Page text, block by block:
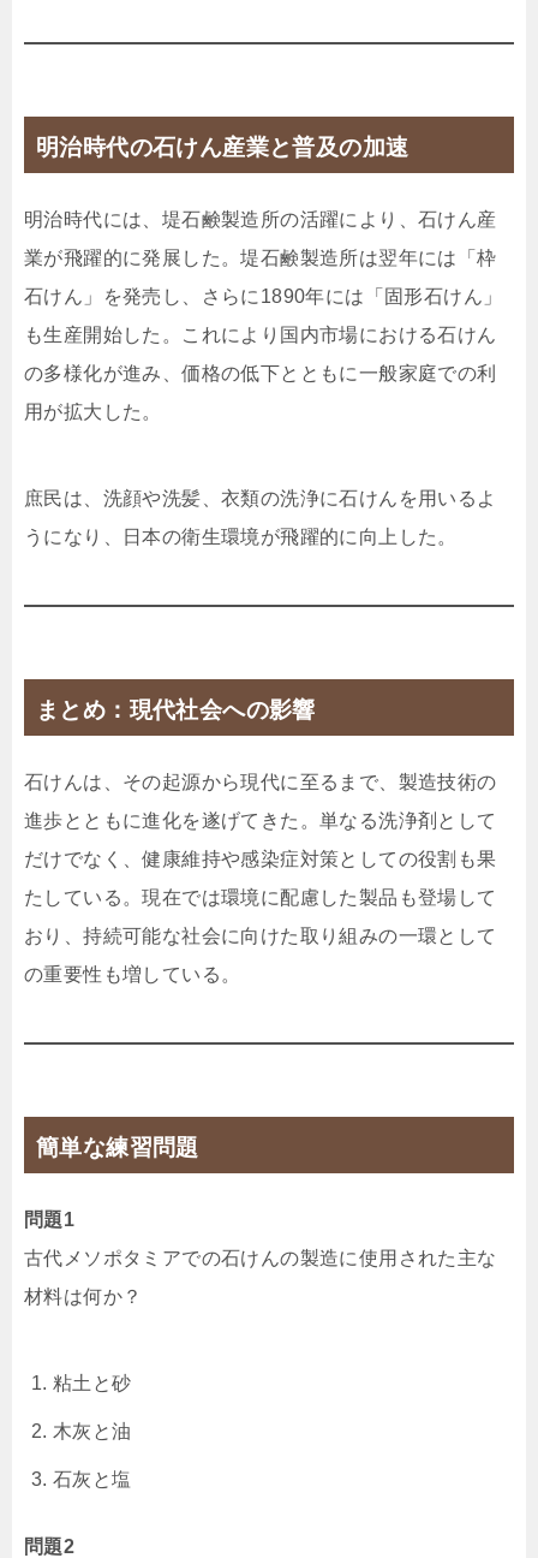
明治時代の石けん産業と普及の加速
明治時代には、堤石鹸製造所の活躍により、石けん産
業が飛躍的に発展した。堤石鹸製造所は翌年には「枠
石けん」を発売し、さらに1890年には「固形石けん」
も生産開始した。これにより国内市場における石けん
の多様化が進み、価格の低下とともに一般家庭での利
用が拡大した。
庶民は、洗顔や洗髪、衣類の洗浄に石けんを用いるよ
うになり、日本の衛生環境が飛躍的に向上した。
まとめ：現代社会への影響
石けんは、その起源から現代に至るまで、製造技術の
進歩とともに進化を遂げてきた。単なる洗浄剤として
だけでなく、健康維持や感染症対策としての役割も果
たしている。現在では環境に配慮した製品も登場して
おり、持続可能な社会に向けた取り組みの一環として
の重要性も増している。
簡単な練習問題
問題1
古代メソポタミアでの石けんの製造に使用された主な
材料は何か？
粘土と砂
木灰と油
石灰と塩
問題2